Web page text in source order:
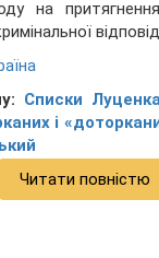
на
Списки
і
Читати повністю